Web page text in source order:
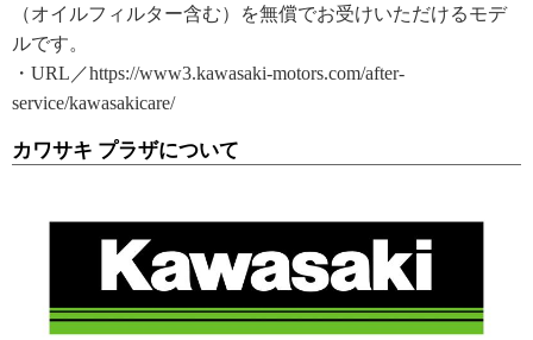
（オイルフィルター含む）を無償でお受けいただけるモデ
ルです。
・URL／https://www3.kawasaki-motors.com/after-
service/kawasakicare/
カワサキ プラザについて